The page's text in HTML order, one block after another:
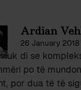
Ardian
26 January
nuk di se
po të
por dua të të